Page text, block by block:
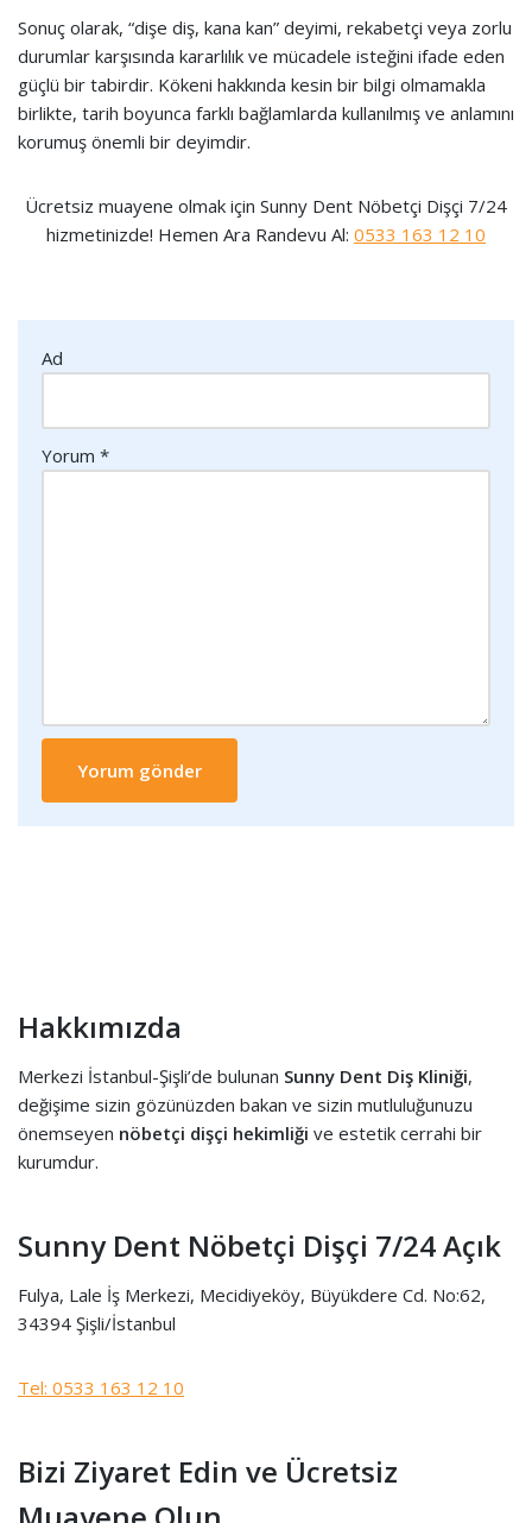
Sonuç olarak, “dişe diş, kana kan” deyimi, rekabetçi veya zorlu
durumlar karşısında kararlılık ve mücadele isteğini ifade eden
güçlü bir tabirdir. Kökeni hakkında kesin bir bilgi olmamakla
birlikte, tarih boyunca farklı bağlamlarda kullanılmış ve anlamını
korumuş önemli bir deyimdir.
Ücretsiz muayene olmak için Sunny Dent Nöbetçi Dişçi 7/24
hizmetinizde! Hemen Ara Randevu Al: 0533 163 12 10
Ad
Yorum *
Hakkımızda
Merkezi İstanbul-Şişli’de bulunan Sunny Dent Diş Kliniği,
değişime sizin gözünüzden bakan ve sizin mutluluğunuzu
önemseyen nöbetçi dişçi hekimliği ve estetik cerrahi bir
kurumdur.
Sunny Dent Nöbetçi Dişçi 7/24 Açık
Fulya, Lale İş Merkezi, Mecidiyeköy, Büyükdere Cd. No:62,
34394 Şişli/İstanbul
Tel: 0533 163 12 10
Bizi Ziyaret Edin ve Ücretsiz